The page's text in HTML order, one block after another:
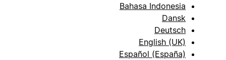
Bahasa Indonesia
Dansk
Deutsch
English (UK)
Español (España)